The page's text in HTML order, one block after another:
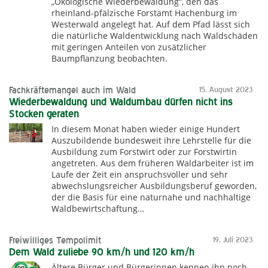
rheinland-pfälzische Forstamt Hachenburg im
Westerwald angelegt hat. Auf dem Pfad lässt sich
die natürliche Waldentwicklung nach Waldschäden
mit geringen Anteilen von zusätzlicher
Baumpflanzung beobachten.
15. August 2023
Fachkräftemangel auch im Wald
Wiederbewaldung und Waldumbau dürfen nicht ins
Stocken geraten
In diesem Monat haben wieder einige Hundert
Auszubildende bundesweit ihre Lehrstelle für die
Ausbildung zum Forstwirt oder zur Forstwirtin
angetreten. Aus dem früheren Waldarbeiter ist im
Laufe der Zeit ein anspruchsvoller und sehr
abwechslungsreicher Ausbildungsberuf geworden,
der die Basis für eine naturnahe und nachhaltige
Waldbewirtschaftung…
19. Juli 2023
Freiwilliges Tempolimit
Dem Wald zuliebe 90 km/h und 120 km/h